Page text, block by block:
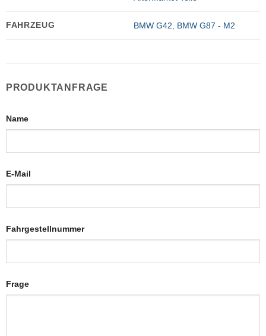
FAHRZEUG BMW G42, BMW G87 - M2
PRODUKTANFRAGE
Name
E-Mail
Fahrgestellnummer
Frage